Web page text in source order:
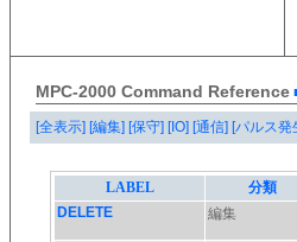
MPC-2000 Command Reference
[全表示] [編集] [保守] [IO] [通信] [パルス発